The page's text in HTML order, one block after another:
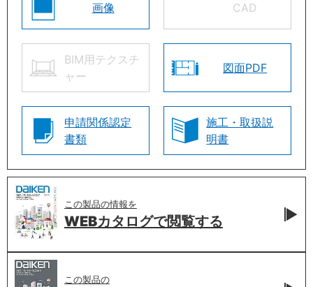
画像 CAD
BIM用テクスチ
ャー
図面PDF
申請関係認定
書類
施工・取扱説
明書
この製品の情報を
WEBカタログで閲覧する
この製品の